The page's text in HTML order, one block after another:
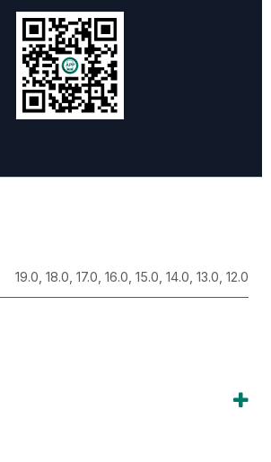
19.0 18.0 17.0 16.0 15.0 14.0 13.0 12.0